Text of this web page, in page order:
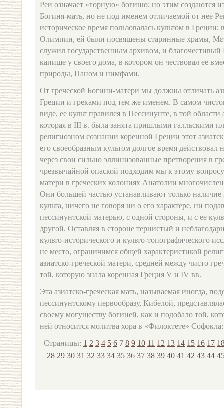
Реи означает «горную» богиню; но этим создаются
Богиня‑мать, но не под именем отличаемой от нее
историческое время пользовалась культом в
Олимпии, ей были посвящены старинные храмы,
служил государственным архивом, и
капище у своего дома, в котором он чествовал ее
природы, Паном и нимфами.
От греческой Богини‑матери мы должны отличать
Греции и греками под тем же именем. В самом
виде, ее культ правился в Пессинунте, в той
которая в III в. была занята пришлыми галльскими
религиозном сознании коренной Греции этот
его своеобразным культом долгое время действовал
через свои сильно эллинизованные претворения в
чрезвычайной опаской подходим мы к этому
матери в греческих колониях Анатолии
Они большей частью устанавливают только
культа, ничего не говоря ни о его характере, ни
пессинунтской матерью, с одной стороны, и с ее
другой. Оставляя в стороне тернистый и
культо‑исторического и культо‑топографического
не место, ограничимся общей характеристикой
азиатско‑греческой матери, средней между чисто
той, которую знала коренная Греция V и IV вв.
Эта азиатско‑греческая мать, называемая иногда,
пессинунтскому первообразу, Кибелой,
своему могуществу богиней, как и подобало той,
ней относится молитва хора в «Филоктете» Софокла:
Страницы: 1 2 3 4 5 6 7 8 9 10 11 12 13 14 15 16 17
28 29 30 31 32 33 34 35 36 37 38 39 40 41 42 43 44